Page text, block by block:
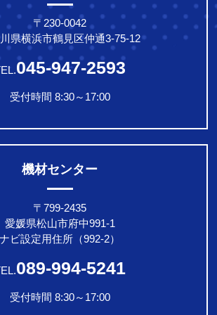
〒230-0042
県横浜市鶴見区仲通3-75-12
045-947-2593
受付時間 8:30～17:00
機材センター
〒799-2435
愛媛県松山市府中991-1
ナビ設定用住所（992-2）
089-994-5241
受付時間 8:30～17:00